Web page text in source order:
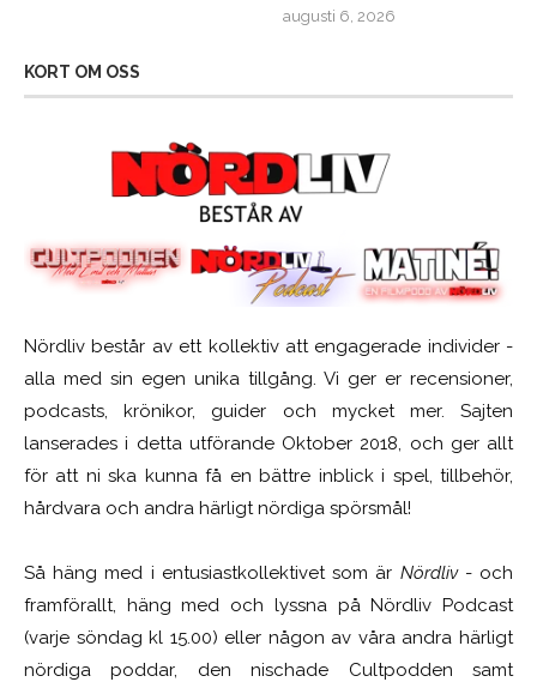
augusti 6, 2026
KORT OM OSS
Nördliv består av ett kollektiv att engagerade individer -
alla med sin egen unika tillgång. Vi ger er recensioner,
podcasts, krönikor, guider och mycket mer. Sajten
lanserades i detta utförande Oktober 2018, och ger allt
för att ni ska kunna få en bättre inblick i spel, tillbehör,
hårdvara och andra härligt nördiga spörsmål!
Så häng med i entusiastkollektivet som är Nördliv- och
framförallt, häng med och lyssna på Nördliv Podcast
(varje söndag kl 15.00) eller någon av våra andra härligt
nördiga poddar, den nischade Cultpodden samt